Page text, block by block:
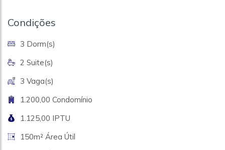
Condições
3 Dorm(s)
2 Suite(s)
3 Vaga(s)
1.200,00 Condomínio
1.125,00 IPTU
150m² Área Útil